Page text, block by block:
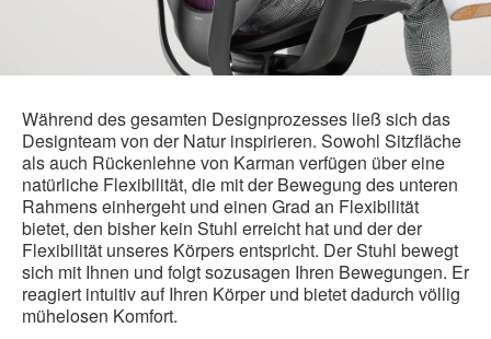
Während des gesamten Designprozesses ließ sich das
Designteam von der Natur inspirieren. Sowohl Sitzfläche
als auch Rückenlehne von Karman verfügen über eine
natürliche Flexibilität, die mit der Bewegung des unteren
Rahmens einhergeht und einen Grad an Flexibilität
bietet, den bisher kein Stuhl erreicht hat und der der
Flexibilität unseres Körpers entspricht. Der Stuhl bewegt
sich mit Ihnen und folgt sozusagen Ihren Bewegungen. Er
reagiert intuitiv auf Ihren Körper und bietet dadurch völlig
mühelosen Komfort.